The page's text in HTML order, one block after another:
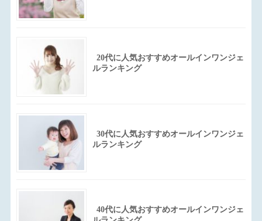
20代に人気おすすめオールインワンジェ
ルランキング
30代に人気おすすめオールインワンジェ
ルランキング
40代に人気おすすめオールインワンジェ